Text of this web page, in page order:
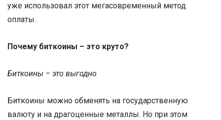
уже использовал этот мегасовременный метод
оплаты.
Почему биткоины – это круто?
Биткоины – это выгодно
Биткоины можно обменять на государственную
валюту и на драгоценные металлы. Но при этом